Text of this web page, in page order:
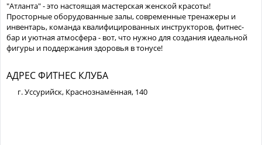
"Атланта" - это настоящая мастерская женской красоты!
Просторные оборудованные залы, современные тренажеры и
инвентарь, команда квалифицированных инструкторов, фитнес-
бар и уютная атмосфера - вот, что нужно для создания идеальной
фигуры и поддержания здоровья в тонусе!
АДРЕС ФИТНЕС КЛУБА
г. Уссурийск, Краснознамённая, 140